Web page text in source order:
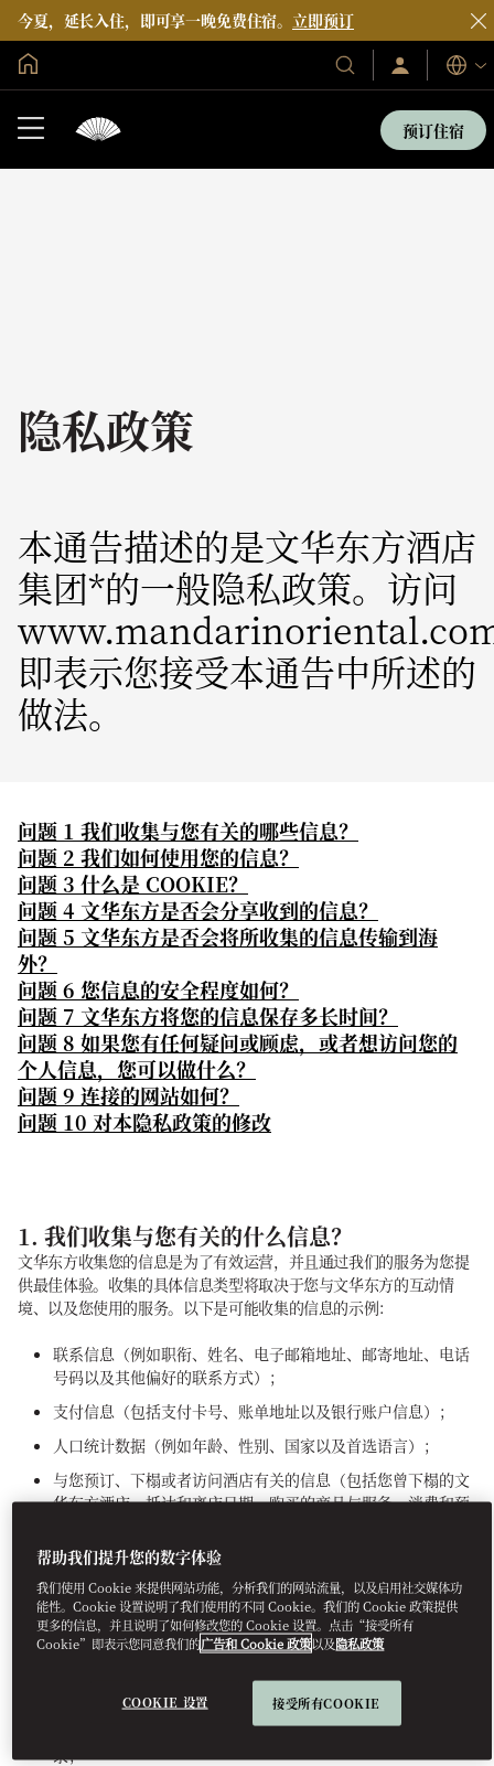
今夏，延长入住，即可享一晚免费住宿。 立即预订
我
们
登
录/
即
加
入
语
言
预订住宿
隐私政策
本通告描述的是文华东方酒店
集团*的一般隐私政策。访问
即表示您接受本通告中所述的
做法。
问题 1 我们收集与您有关的哪些信息？
问题 2 我们如何使用您的信息？
问题 3 什么是 COOKIE？
问题 4 文华东方是否会分享收到的信息？
问题 5 文华东方是否会将所收集的信息传输到海
外？
问题 6 您信息的安全程度如何？
问题 7 文华东方将您的信息保存多长时间？
问题 8 如果您有任何疑问或顾虑，或者想访问您的
个人信息，您可以做什么？
问题 9 连接的网站如何？
问题 10 对本隐私政策的修改
1. 我们收集与您有关的什么信息？
文华东方收集您的信息是为了有效运营，并且通过我们的服务为您提
供最佳体验。收集的具体信息类型将取决于您与文华东方的互动情
境、以及您使用的服务。以下是可能收集的信息的示例：
联系信息（例如职衔、姓名、电子邮箱地址、邮寄地址、电话
号码以及其他偏好的联系方式）；
支付信息（包括支付卡号、账单地址以及银行账户信息）；
人口统计数据（例如年龄、性别、国家以及首选语言）；
与您预订、下榻或者访问酒店有关的信息（包括您曾下榻的文
华东方酒店、抵达和离店日期、购买的商品与服务、消费和预
政府签发的身份识别信息（例如护照号码、身份证号码、签证
详情或其他身份证明文件）；
满足您的特殊要求和/或特定住宿安排而必要的信息；
忠诚度信息，包括忠诚度计划会员资格与状态、在线账户详
情、个人资料或密码详情，以及任何常客计划或者出行合作伙
伴计划附属关系；
您与我们联系的通信记录副本，包括电子邮件、消息和通话记
录；
帮助我们提升您的数字体验
我们使用 Cookie 来提供网站功能，分析我们的网站流量，以及启用社交媒体功
能性。Cookie 设置说明了我们使用的不同 Cookie。我们的 Cookie 政策提供
更多的信息，并且说明了如何修改您的 Cookie 设置。点击“接受所有
Cookie”即表示您同意我们的广告和 Cookie 政策以及隐私政策
COOKIE 设置 接受所有COOKIE